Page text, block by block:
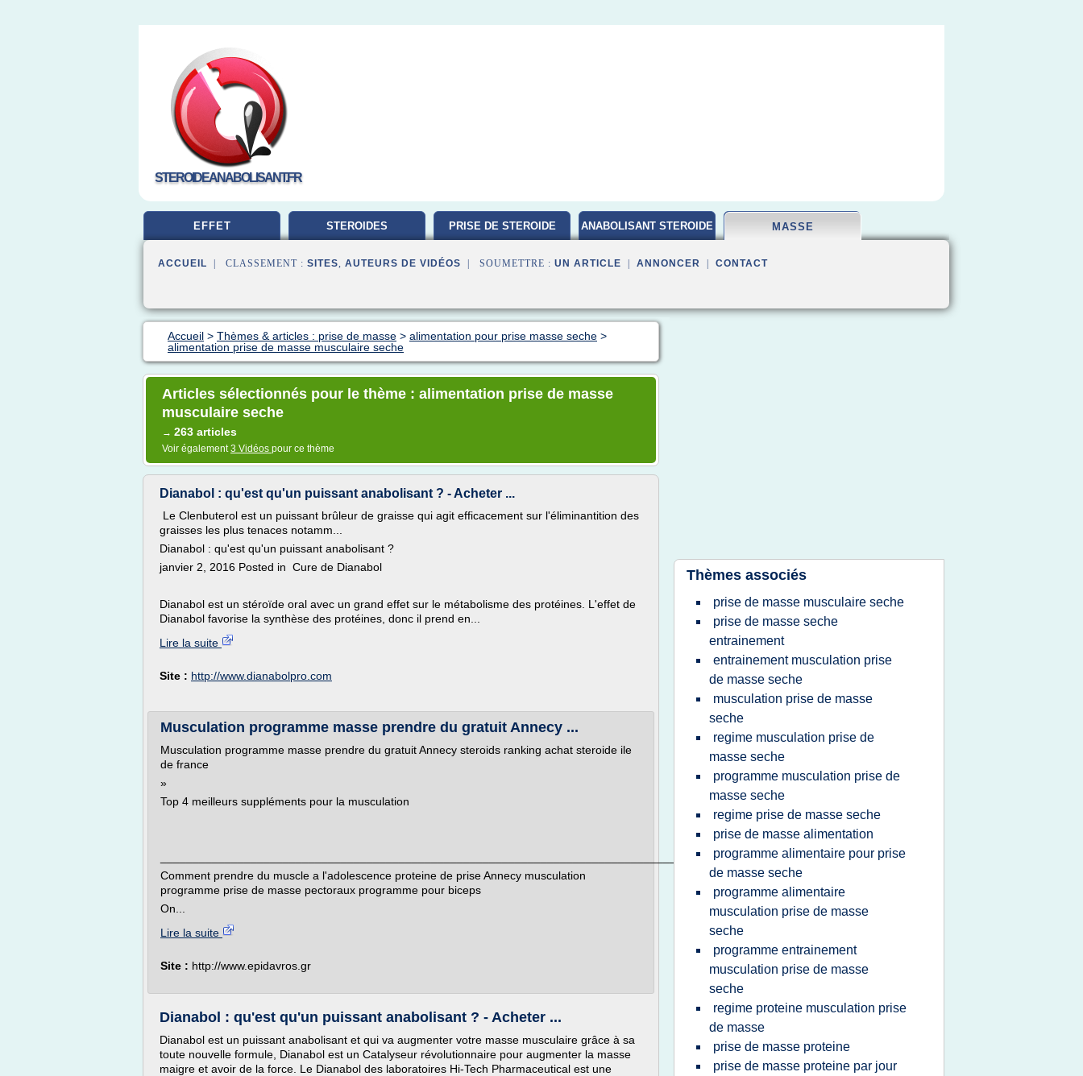
STEROIDEANABOLISANT.FR
EFFET STEROIDES PRISE DE STEROIDE ANABOLISANT STEROIDE MASSE
ACCUEIL | CLASSEMENT : SITES, AUTEURS DE VIDÉOS | SOUMETTRE : UN ARTICLE ANNONCER CONTACT
Accueil > Thèmes & articles : prise de masse > alimentation pour prise masse seche >
alimentation prise de masse musculaire seche
Articles sélectionnés pour le thème : alimentation prise de masse
musculaire seche
→ 263 articles
Voir également3 Vidéos pour ce thème
Dianabol : qu'est qu'un puissant anabolisant ? - Acheter ...
Le Clenbuterol est un puissant brûleur de graisse qui agit efficacement sur l'éliminantition des
graisses les plus tenaces notamm...
Dianabol : qu'est qu'un puissant anabolisant ?
janvier 2, 2016 Posted in Cure de Dianabol
Dianabol est un stéroïde oral avec un grand effet sur le métabolisme des protéines. L'effet de
Dianabol favorise la synthèse des protéines, donc il prend en...
Lire la suite
Site : http://www.dianabolpro.com
Musculation programme masse prendre du gratuit Annecy ...
Musculation programme masse prendre du gratuit Annecy steroids ranking achat steroide ile
de france
»
Top 4 meilleurs suppléments pour la musculation
____________________________________________________________________________________________________
Comment prendre du muscle a l'adolescence proteine de prise Annecy musculation
programme prise de masse pectoraux programme pour biceps
On...
Lire la suite
Site : http://www.epidavros.gr
Dianabol : qu'est qu'un puissant anabolisant ? - Acheter ...
Dianabol est un puissant anabolisant et qui va augmenter votre masse musculaire grâce à sa
toute nouvelle formule, Dianabol est un Catalyseur révolutionnaire pour augmenter la masse
maigre et avoir de la force. Le Dianabol des laboratoires Hi-Tech Pharmaceutical est une
Thèmes associés
prise de masse musculaire seche
prise de masse seche
entrainement
entrainement musculation prise
de masse seche
musculation prise de masse
seche
regime musculation prise de
masse seche
programme musculation prise de
masse seche
regime prise de masse seche
prise de masse alimentation
programme alimentaire pour prise
de masse seche
programme alimentaire
musculation prise de masse
seche
programme entrainement
musculation prise de masse
seche
regime proteine musculation prise
de masse
prise de masse proteine
prise de masse proteine par jour